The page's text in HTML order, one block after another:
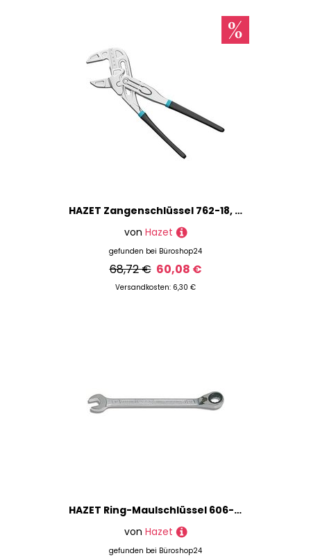
HAZET Zangenschlüssel 762-18, Länge: 18,0 cm, 1 St.
von Hazet
gefunden bei Büroshop24
68,72 € 60,08 €
Versandkosten: 6,30 €
HAZET Ring-Maulschlüssel 606-30 30 mm, 1 St.
von Hazet
gefunden bei Büroshop24